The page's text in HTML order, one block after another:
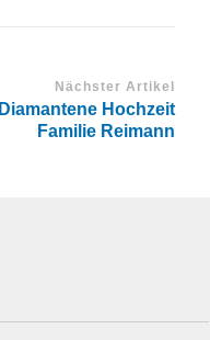
Nächster Artikel
Diamantene Hochzeit
Familie Reimann